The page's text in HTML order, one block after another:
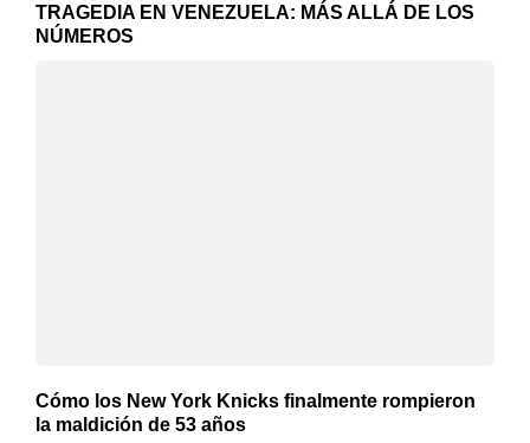
TRAGEDIA EN VENEZUELA: MÁS ALLÁ DE LOS
NÚMEROS
Cómo los New York Knicks finalmente rompieron
la maldición de 53 años